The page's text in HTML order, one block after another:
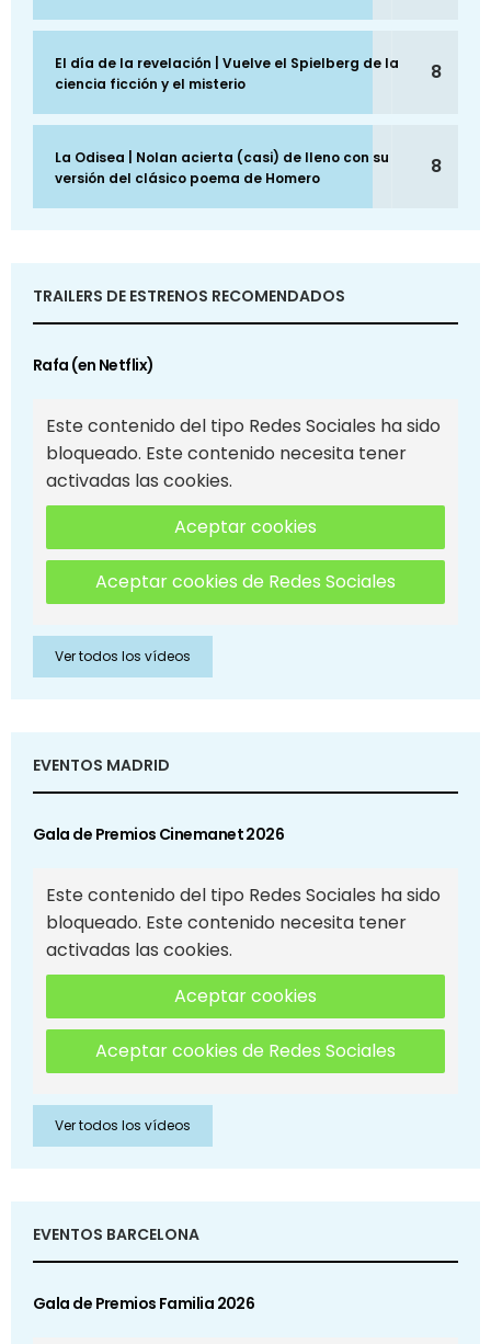
El día de la revelación | Vuelve el Spielberg de la
ciencia ficción y el misterio
8
La Odisea | Nolan acierta (casi) de lleno con su
versión del clásico poema de Homero
8
TRAILERS DE ESTRENOS RECOMENDADOS
Rafa (en Netflix)
Este contenido del tipo Redes Sociales ha sido
bloqueado. Este contenido necesita tener
activadas las cookies.
Aceptar cookies
Aceptar cookies de Redes Sociales
Ver todos los vídeos
EVENTOS MADRID
Gala de Premios Cinemanet 2026
Este contenido del tipo Redes Sociales ha sido
bloqueado. Este contenido necesita tener
activadas las cookies.
Aceptar cookies
Aceptar cookies de Redes Sociales
Ver todos los vídeos
EVENTOS BARCELONA
Gala de Premios Familia 2026